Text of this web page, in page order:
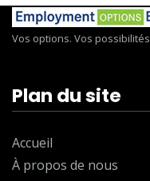
Vos options. Vos
Plan du site
Accueil
À propos de nous